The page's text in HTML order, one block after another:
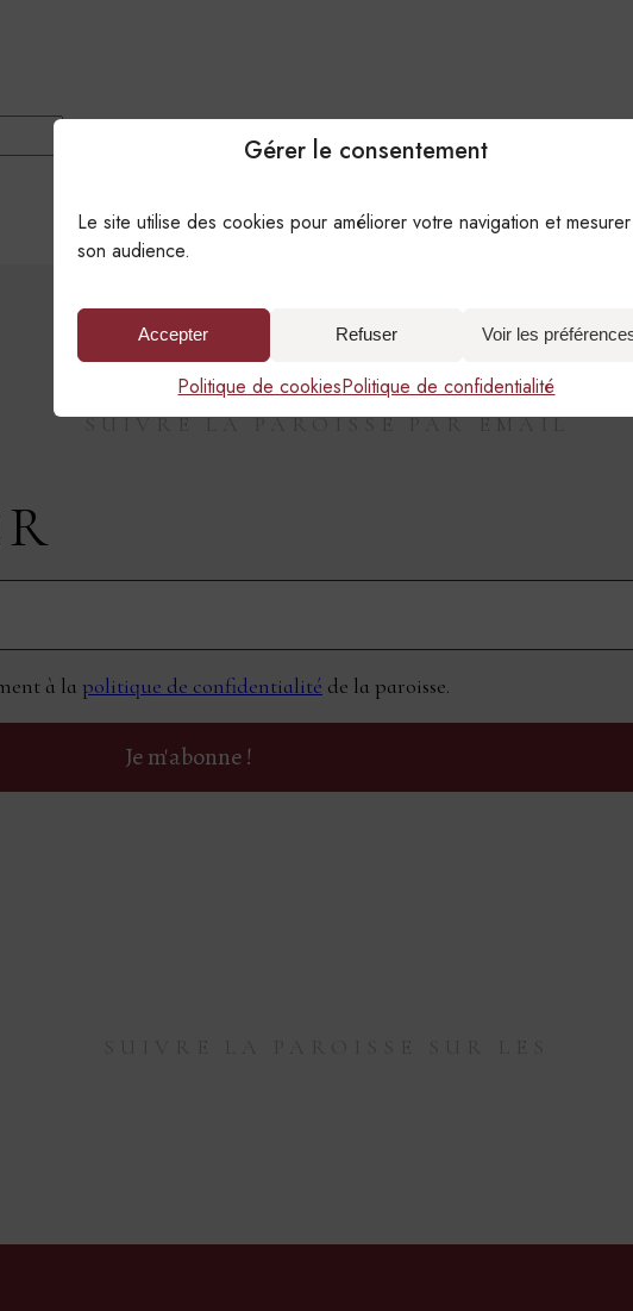
Gérer le consentement
Le site utilise des cookies pour améliorer votre navigation et mesurer
son audience.
Accepter Refuser Voir les
Politique de cookiesPolitique de confidentialité
SUIVRE LA PAROISSE PAR EMAIL
à la politique de confidentialité de la paroisse.